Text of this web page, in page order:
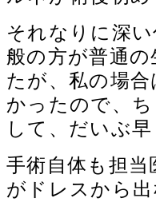
それなりに深
般の方が普通
たが、私の場
かったので、
して、だいぶ
手術自体も担
がドレスから